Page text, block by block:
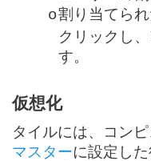
o割り当てら
クリックし
す。
仮想化
タイルには、コン
マスターに設定し